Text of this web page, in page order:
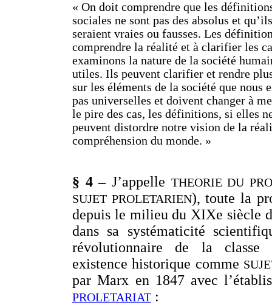
« On doit comprendre que les
sociales ne sont pas des absolus et
seraient vraies ou fausses. Les
comprendre la réalité et à clarifier les
examinons la nature de la société
utiles. Ils peuvent clarifier et rendre
sur les éléments de la société que nous
pas universelles et doivent changer à
le pire des cas, les définitions, si elles
peuvent distordre notre vision de la
compréhension du monde. »
§ 4 –J’appelle THEORIE DU
SUJET PROLETARIEN), toute la
depuis le milieu du XIXe siècle
dans sa systématicité
révolutionnaire de la classe
existence historique comme
par Marx en 1847 avec
PROLETARIAT :